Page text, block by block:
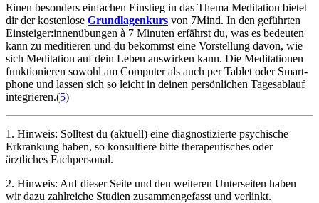
Einen beson­ders ein­fa­chen Ein­stieg in das Thema Medi­ta­tion bietet
dir der kos­ten­lose Grund­la­gen­kurs von 7Mind. In den geführ­ten
Ein­stei­ger:innen­übun­gen à 7 Minu­ten erfährst du, was es bedeu­ten
kann zu medi­tie­ren und du bekommst eine Vor­stel­lung davon, wie
sich Medi­ta­tion auf dein Leben aus­wir­ken kann. Die Medi­ta­tio­nen
funk­tio­nie­ren sowohl am Computer als auch per Tablet oder Smart­
phone und lassen sich so leicht in deinen persönlichen Tagesablauf
integrieren.(5)
1. Hinweis: Solltest du (aktuell) eine diagnostizierte psychische
Erkrankung haben, so konsultiere bitte therapeutisches oder
ärztliches Fachpersonal.
2. Hinweis: Auf dieser Seite und den weiteren Unterseiten haben
wir dazu zahlreiche Studien zusammengefasst und verlinkt.